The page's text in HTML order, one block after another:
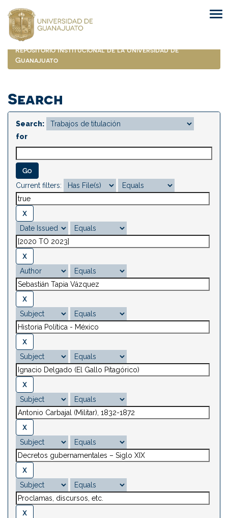
navigation
Repositorio Institucional de la Universidad de
Guanajuato
Search
Search:
for
Current filters: